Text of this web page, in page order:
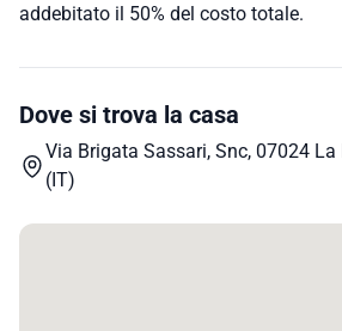
addebitato il 50% del costo totale.
Dove si trova la casa
Via Brigata Sassari, Snc, 07024
(IT)